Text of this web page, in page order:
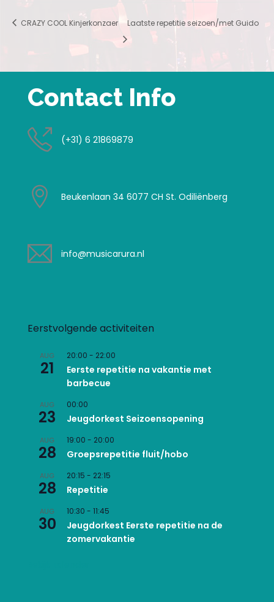
CRAZY COOL Kinjerkonzaer Laatste repetitie seizoen/met Guido
Contact Info
(+31) 6 21869879
Beukenlaan 34 6077 CH St. Odiliënberg
info@musicarura.nl
Eerstvolgende activiteiten
AUG
21
20:00 - 22:00
Eerste repetitie na vakantie met
barbecue
AUG
23
00:00
Jeugdorkest Seizoensopening
AUG
28
19:00 - 20:00
Groepsrepetitie fluit/hobo
AUG
28
20:15 - 22:15
Repetitie
AUG
30
10:30 - 11:45
Jeugdorkest Eerste repetitie na de
zomervakantie